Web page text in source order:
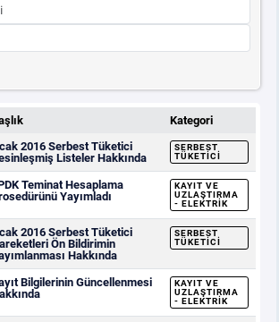
SİSTEMİ POLİTİKAMIZ
Kategori
2016 Serbest Tüketici
Listeler Hakkında
SERBEST
TÜKETICI
Teminat Hesaplama
Yayımladı
KAYIT VE
UZLAŞTIRMA
- ELEKTRIK
2016 Serbest Tüketici
Ön Bildirimin
Hakkında
SERBEST
TÜKETICI
Bilgilerinin Güncellenmesi
KAYIT VE
UZLAŞTIRMA
- ELEKTRIK